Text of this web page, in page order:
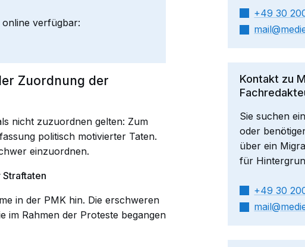
verfügbar:
Zuordnung der
nicht zuzuordnen gelten: Zum
politisch motivierter Taten.
einzuordnen.
in der PMK hin. Die erschweren
im Rahmen der Proteste begangen
+49 30
mail​
Kontakt zu
Sie suchen
oder
über ein
für
+49 30
mail​